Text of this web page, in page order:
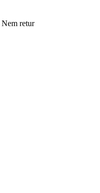
Nem retur